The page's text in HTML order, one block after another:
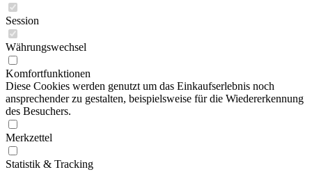
Session
Währungswechsel
Komfortfunktionen
Diese Cookies werden genutzt um das Einkaufserlebnis noch
ansprechender zu gestalten, beispielsweise für die Wiedererkennung
des Besuchers.
Merkzettel
Statistik & Tracking